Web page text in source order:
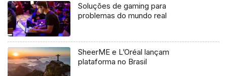
Soluções de gaming para
problemas do mundo real
SheerME e L’Oréal lançam
plataforma no Brasil